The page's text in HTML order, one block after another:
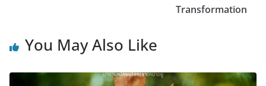
Transformation
You May Also Like